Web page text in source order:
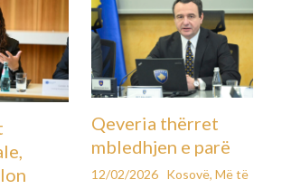
Qeveria thërret
mbledhjen e parë
12/02/2026 Kosovë, Më të